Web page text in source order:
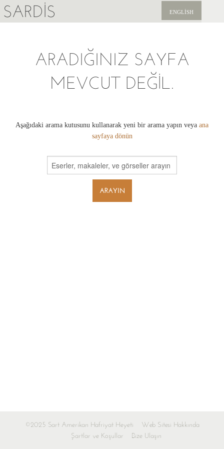
SARDIS ENGLISH
ARADIĞINIZ SAYFA
MEVCUT DEĞIL.
Aşağıdaki arama kutusunu kullanarak yeni bir arama yapın veya ana
sayfaya dönün
©2025 Sart Amerikan Hafriyat Heyeti
Web Sitesi Hakkında
Şartlar ve Koşullar
Bize Ulaşın